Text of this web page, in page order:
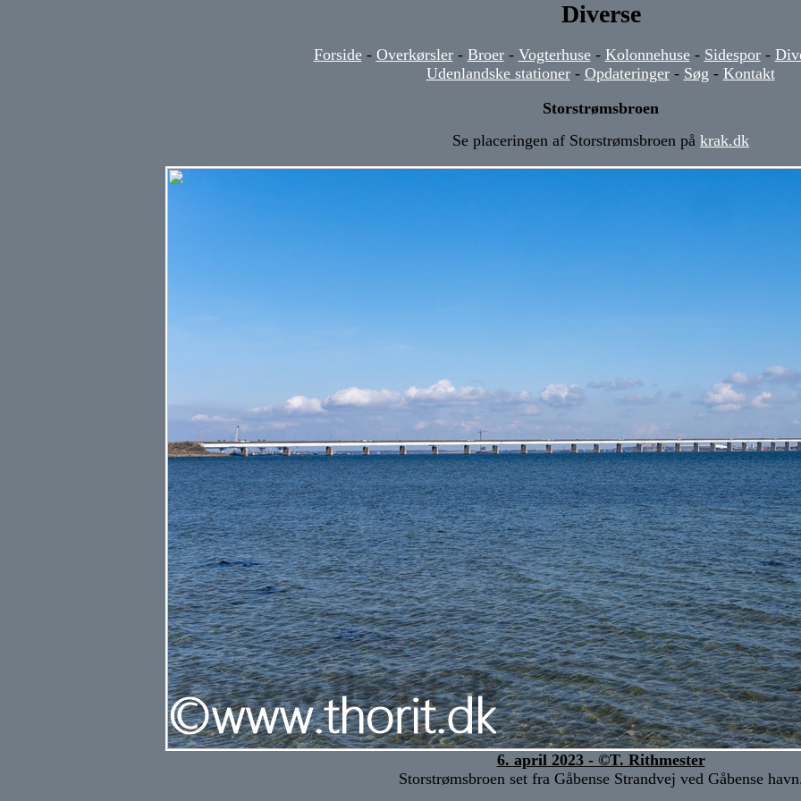
Diverse
Forside- Overkørsler- Broer- Vogterhuse- Kolonnehuse- Sidespor-
Udenlandske stationer- Opdateringer- Søg - Kontakt
Storstrømsbroen
Se placeringen af Storstrømsbroen på krak.dk
6. april 2023 - ©T. Rithmester
Storstrømsbroen set fra Gåbense Strandvej ved Gåbense